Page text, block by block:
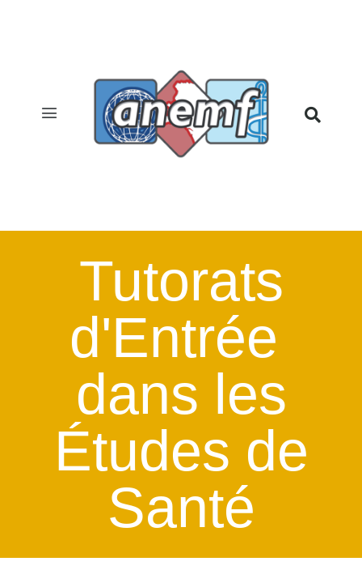
TEESTutorats
d'Entrée
dans les
Études de
Santé